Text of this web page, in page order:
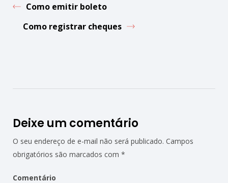
Como emitir boleto
Como registrar cheques
Deixe um comentário
O seu endereço de e-mail não será publicado. Campos
obrigatórios são marcados com *
Comentário